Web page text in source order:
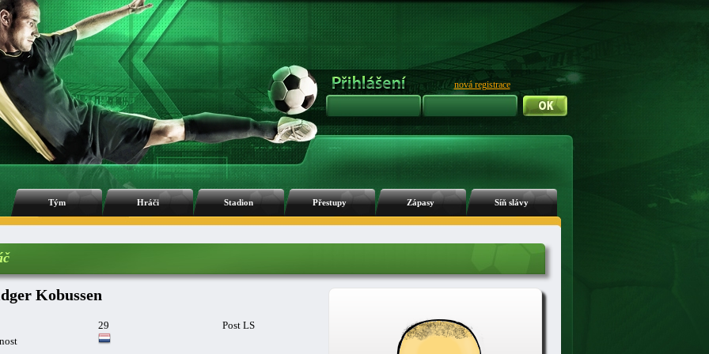
nová registrace
Tým Hráči Stadion Přestupy Zápasy Síň slávy
Kobussen
29
Post LS